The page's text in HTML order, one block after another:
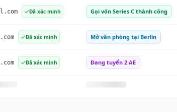
Đã xác minh Gọi vốn Series C thành công
Đã xác minh Mở văn phòng tại Berlin
Đã xác minh Đang tuyển 2 AE